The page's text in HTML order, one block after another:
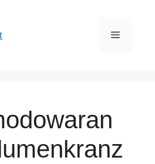
Menü